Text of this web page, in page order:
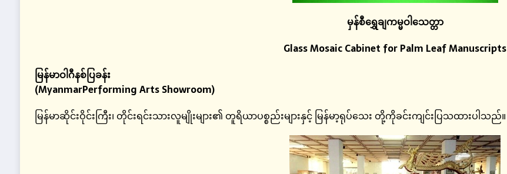
မှန်စီရွှေချကမ္မဝါသေတ္တာ
Glass Mosaic Cabinet for Palm Leaf Manuscripts
မြန်မာဝါဂီနစ်ပြခန်း
(MyanmarPerforming Arts Showroom)
မြန်မာဆိုင်းဝိုင်းကြီး၊ တိုင်းရင်းသားလူမျိုးများ၏ တူရိယာပစ္စည်းများနှင့် မြန်မာ့ရုပ်သေး တို့ကိုခင်းကျင်းပြသထားပါသည်။